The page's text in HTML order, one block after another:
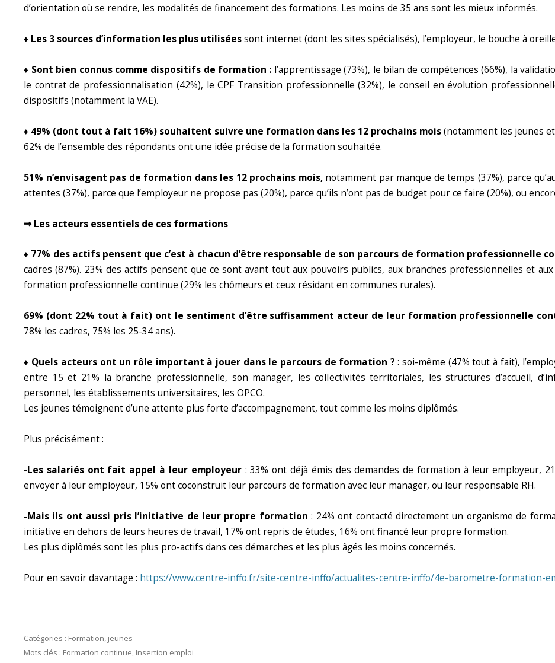
d’orientation où se rendre, les modalités de financement des formations. Les moins de 35 ans sont les mieux informés.
♦ Les 3 sources d’information les plus utiliséessont internet (dont les sites spécialisés), l’employeur, le bouche à
♦ Sont bien connus comme dispositifs de formation : l’apprentissage (73%), le bilan de compétences (66%), la
le contrat de professionnalisation (42%), le CPF Transition professionnelle (32%), le conseil en évolution
dispositifs (notamment la VAE).
♦ 49% (dont tout à fait 16%) souhaitent suivre une formation dans les 12 prochains mois(notamment les jeunes
62% de l’ensemble des répondants ont une idée précise de la formation souhaitée.
51% n’envisagent pas de formation dans les 12 prochains mois,notamment par manque de temps (37%), parce
attentes (37%), parce que l’employeur ne propose pas (20%), parce qu’ils n’ont pas de budget pour ce faire (20%), ou
⇒ Les acteurs essentiels de ces formations
♦ 77% des actifs pensent que c’est à chacun d’être responsable de son parcours de formation professionnelle
cadres (87%). 23% des actifs pensent que ce sont avant tout aux pouvoirs publics, aux branches professionnelles et
formation professionnelle continue (29% les chômeurs et ceux résidant en communes rurales).
69% (dont 22% tout à fait) ont le sentiment d’être suffisamment acteur de leur formation professionnelle
78% les cadres, 75% les 25-34 ans).
♦ Quels acteurs ont un rôle important à jouer dans le parcours de formation ? : soi-même (47% tout à fait),
entre 15 et 21% la branche professionnelle, son manager, les collectivités territoriales, les structures d’accueil,
personnel, les établissements universitaires, les OPCO.
Les jeunes témoignent d’une attente plus forte d’accompagnement, tout comme les moins diplômés.
Plus précisément :
-Les salariés ont fait appel à leur employeur: 33% ont déjà émis des demandes de formation à leur employeur,
envoyer à leur employeur, 15% ont coconstruit leur parcours de formation avec leur manager, ou leur responsable RH.
-Mais ils ont aussi pris l’initiative de leur propre formation : 24% ont contacté directement un organisme de
initiative en dehors de leurs heures de travail, 17% ont repris de études, 16% ont financé leur propre formation.
Les plus diplômés sont les plus pro-actifs dans ces démarches et les plus âgés les moins concernés.
Pour en savoir davantage : https://www.centre-inffo.fr/site-centre-inffo/actualites-centre-inffo/4e-barometre-formation-
Catégories : Formation, jeunes
Mots clés : Formation continue, Insertion emploi